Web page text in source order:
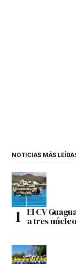
NOTICIAS MÁS
El CV
a tres